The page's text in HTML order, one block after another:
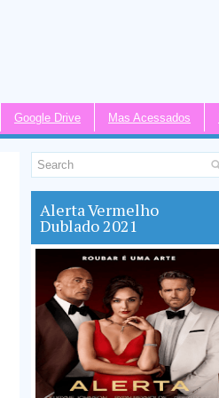
Google Drive Mas Acessados
Alerta Vermelho
Dublado 2021